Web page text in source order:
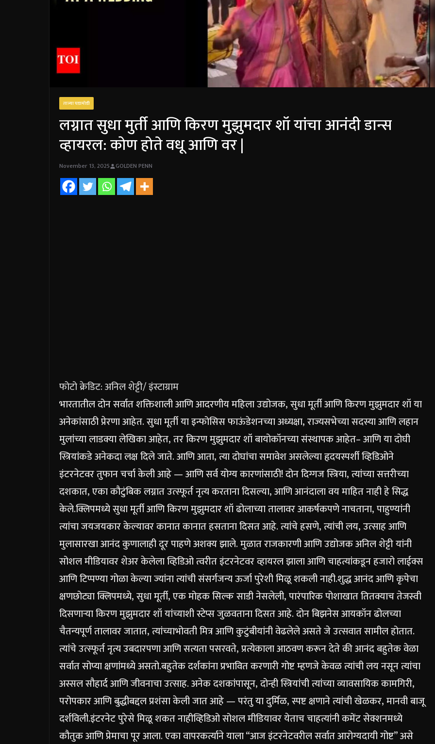
ताज्या घडामोडी
लग्नात सुधा मुर्ती आणि किरण मुझुमदार शॉ यांचा आनंदी डान्स
व्हायरल: कोण होते वधू आणि वर |
November 13, 2025 GOLDEN PENN
फोटो क्रेडिट: अनिल शेट्टी/ इंस्टाग्राम
भारतातील दोन सर्वात शक्तिशाली आणि आदरणीय महिला उद्योजक, सुधा मूर्ती आणि किरण मुझुमदार शॉ या
अनेकांसाठी प्रेरणा आहेत. सुधा मूर्ती या इन्फोसिस फाऊंडेशनच्या अध्यक्षा, राज्यसभेच्या सदस्या आणि लहान
मुलांच्या लाडक्या लेखिका आहेत, तर किरण मुझुमदार शॉ बायोकॉनच्या संस्थापक आहेत– आणि या दोघी
स्त्रियांकडे अनेकदा लक्ष दिले जाते.आणि आता, त्या दोघांचा समावेश असलेल्या हृदयस्पर्शी व्हिडिओने
इंटरनेटवर तुफान चर्चा केली आहे — आणि सर्व योग्य कारणांसाठी! दोन दिग्गज स्त्रिया, त्यांच्या सत्तरीच्या
दशकात, एका कौटुंबिक लग्नात उत्स्फूर्त नृत्य करताना दिसल्या, आणि आनंदाला वय माहित नाही हे सिद्ध
केले.क्लिपमध्ये सुधा मूर्ती आणि किरण मुझुमदार शॉ ढोलाच्या तालावर आकर्षकपणे नाचताना, पाहुण्यांनी
त्यांचा जयजयकार केल्यावर कानात कानात हसताना दिसत आहे. त्यांचे हसणे, त्यांची लय, उत्साह आणि
मुलासारखा आनंद कुणालाही दूर पाहणे अशक्य झाले.मुळात राजकारणी आणि उद्योजक अनिल शेट्टी यांनी
सोशल मीडियावर शेअर केलेला व्हिडिओ त्वरीत इंटरनेटवर व्हायरल झाला आणि चाहत्यांकडून हजारो लाईक्स
आणि टिप्पण्या गोळा केल्या ज्यांना त्यांची संसर्गजन्य ऊर्जा पुरेशी मिळू शकली नाही.शुद्ध आनंद आणि कृपेचा
क्षणछोट्या क्लिपमध्ये, सुधा मूर्ती, एक मोहक सिल्क साडी नेसलेली, पारंपारिक पोशाखात तितक्याच तेजस्वी
दिसणाऱ्या किरण मुझुमदार शॉ यांच्याशी स्टेप्स जुळवताना दिसत आहे. दोन बिझनेस आयकॉन ढोलच्या
चैतन्यपूर्ण तालावर जातात, त्यांच्याभोवती मित्र आणि कुटुंबीयांनी वेढलेले असते जे उत्सवात सामील होतात.
त्यांचे उत्स्फूर्त नृत्य उबदारपणा आणि सत्यता पसरवते, प्रत्येकाला आठवण करून देते की आनंद बहुतेक वेळा
सर्वात सोप्या क्षणांमध्ये असतो.बहुतेक दर्शकांना प्रभावित करणारी गोष्ट म्हणजे केवळ त्यांची लय नसून त्यांचा
अस्सल सौहार्द आणि जीवनाचा उत्साह. अनेक दशकांपासून, दोन्ही स्त्रियांची त्यांच्या व्यावसायिक कामगिरी,
परोपकार आणि बुद्धीबद्दल प्रशंसा केली जात आहे — परंतु या दुर्मिळ, स्पष्ट क्षणाने त्यांची खेळकर, मानवी बाजू
दर्शविली.इंटरनेट पुरेसे मिळू शकत नाहीव्हिडिओ सोशल मीडियावर येताच चाहत्यांनी कमेंट सेक्शनमध्ये
कौतुक आणि प्रेमाचा पूर आला. एका वापरकर्त्याने याला “आज इंटरनेटवरील सर्वात आरोग्यदायी गोष्ट” असे